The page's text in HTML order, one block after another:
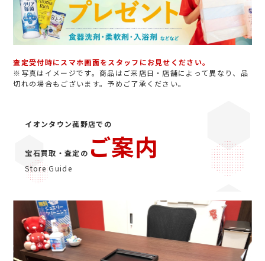
査定受付時にスマホ画面をスタッフにお見せください。
※写真はイメージです。商品はご来店日・店舗によって異なり、品
切れの場合もございます。予めご了承ください。
イオンタウン菰野店での
宝石買取・査定の ご案内
Store Guide